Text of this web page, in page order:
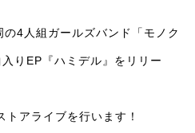
4人組ガールズバンド「モノク
りEP『ハミデル』をリリー
トアライブを行います！